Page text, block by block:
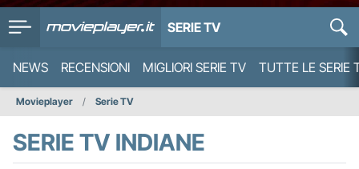
SERIE TV
NEWS RECENSIONI MIGLIORI SERIE TV TUTTE LE SERIE
Movieplayer Serie TV
SERIE TV INDIANE